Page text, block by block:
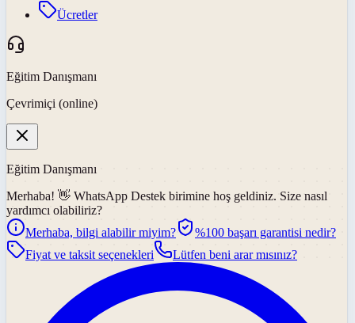
Ücretler
Eğitim Danışmanı
Çevrimiçi (online)
Eğitim Danışmanı
Merhaba! 👋 WhatsApp Destek birimine hoş geldiniz. Size nasıl
yardımcı olabiliriz?
Merhaba, bilgi alabilir miyim?
%100 başarı garantisi nedir?
Fiyat ve taksit seçenekleri
Lütfen beni arar mısınız?